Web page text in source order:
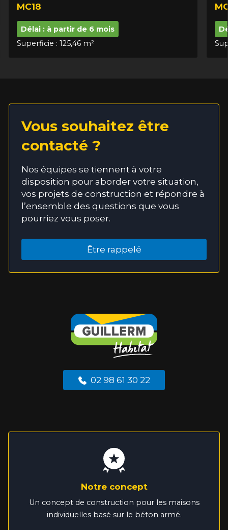
MC18
Délai : à partir de 6 mois
Superficie : 125,46 m²
Vous souhaitez être
contacté ?
Nos équipes se tiennent à votre
disposition pour aborder votre situation,
vos projets de construction et répondre à
l’ensemble des questions que vous
pourriez vous poser.
Être rappelé
02 98 61 30 22
Notre concept
Un concept de construction pour les maisons
individuelles basé sur le béton armé.